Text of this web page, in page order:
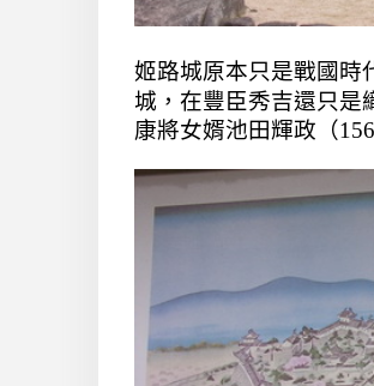
姬路城原本只是戰國時
城， 在豐臣秀吉還只是
康將女婿池田輝政（